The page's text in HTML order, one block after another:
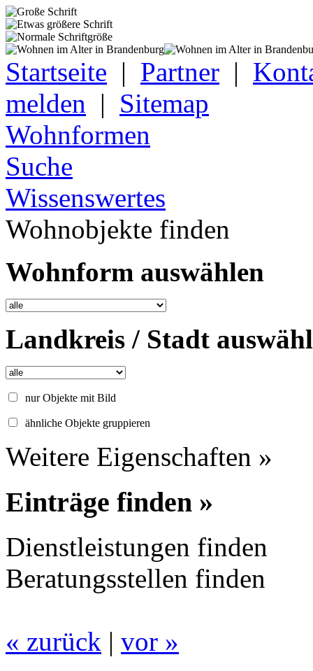
Startseite | Partner |
melden | Sitemap
Wohnformen
Suche
Wissenswertes
Wohnobjekte finden
Wohnform auswählen
Landkreis / Stadt
nur Objekte mit Bild
ähnliche Objekte gruppieren
Weitere Eigenschaften »
Einträge finden »
Dienstleistungen finden
Beratungsstellen finden
« zurück | vor »